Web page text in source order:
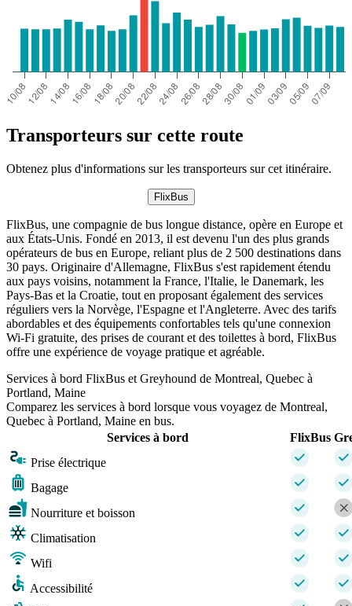
Transporteurs sur cette route
Obtenez plus d'informations sur les transporteurs sur cet itinéraire.
FlixBus
FlixBus, une compagnie de bus longue distance, opère en Europe et
aux États-Unis. Fondé en 2013, il est devenu l'un des plus grands
opérateurs de bus en Europe, reliant plus de 2 500 destinations dans
30 pays. Originaire d'Allemagne, FlixBus s'est rapidement étendu
aux pays voisins, notamment la France, l'Italie, le Danemark, les
Pays-Bas et la Croatie, tout en proposant également des services
réguliers vers la Norvège, l'Espagne et l'Angleterre. Avec des tarifs
abordables et des équipements confortables tels qu'une connexion
Wi-Fi gratuite, des prises de courant et des toilettes à bord, FlixBus
offre une expérience de voyage pratique et agréable.
Services à bord FlixBus et Greyhound de Montreal, Quebec à
Portland, Maine
Comparez les services à bord lorsque vous voyagez de Montreal,
Quebec à Portland, Maine en bus.
Services à bord
FlixBus
Prise électrique
Bagage
Nourriture et boisson
Climatisation
Wifi
Accessibilité